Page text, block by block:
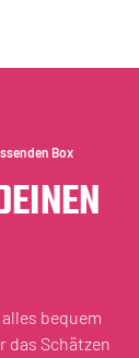
Box
bequem
das Schätzen